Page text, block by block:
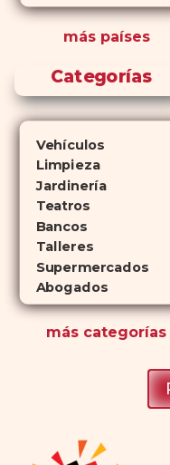
de la misma manera y tienen
perfiles de efectos
diferencia? El tiempo.comprar
Cialisejerce sus efectos hasta
veces más tiempo que Viagra,
atractiva para quienes no
planificar sus actividades
románticas con antelación.
más países
Categorías
Vehículos
Limpieza
Jardinería
Teatros
Bancos
Talleres
Supermercados
Abogados
más categorías